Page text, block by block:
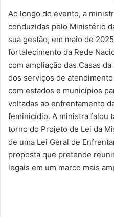
Ao longo do evento, a
conduzidas pelo Ministério
sua gestão, em maio de
fortalecimento da Rede
com ampliação das Casas
dos serviços de
com estados e municípios
voltadas ao enfrentamento
feminicídio. A ministra falou
torno do Projeto de Lei da
de uma Lei Geral de
proposta que pretende
legais em um marco mais